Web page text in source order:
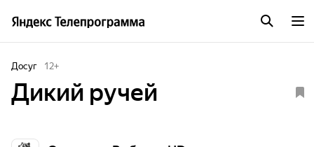
Досуг 12+
Дикий ручей